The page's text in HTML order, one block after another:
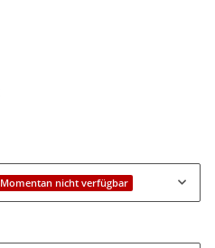
Momentan nicht verfügbar